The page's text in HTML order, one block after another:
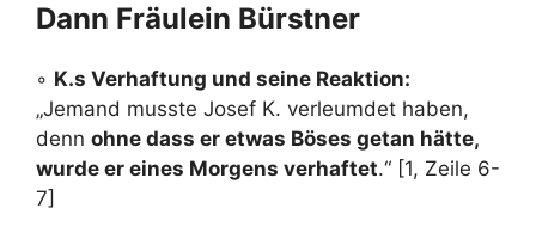
Dann Fräulein Bürstner
◦ K.s Verhaftung und seine Reaktion:
„Jemand musste Josef K. verleumdet haben,
denn ohne dass er etwas Böses getan hätte,
wurde er eines Morgens verhaftet.“ [1, Zeile 6-
7]